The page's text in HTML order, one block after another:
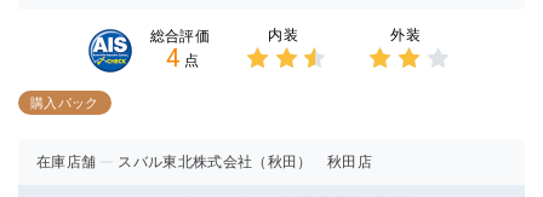
総合評価
4 点
内装 外装
購入パック
在庫店舗 スバル東北株式会社（秋田） 秋田店